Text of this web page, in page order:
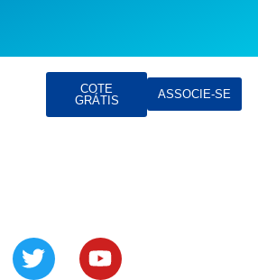
COTE
GRÁTIS
ASSOCIE-SE